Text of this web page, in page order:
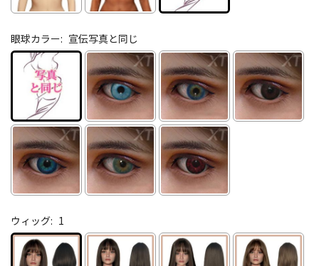
眼球カラー: 宣伝写真と同じ
ウィッグ: 1